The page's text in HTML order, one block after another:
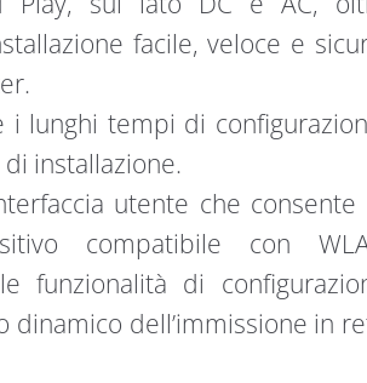
facile, veloce e
lunghi tempi di
installazione.
utente che consente
compatibile con
funzionalità di
dinamico dell’immissione in